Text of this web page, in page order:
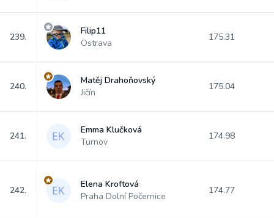
239.
Filip11
Ostrava
175.31
240.
Matěj Drahoňovský
Jičín
175.04
241.
Emma Klučková
Turnov
174.98
242.
Elena Kroftová
Praha Dolní Počernice
174.77